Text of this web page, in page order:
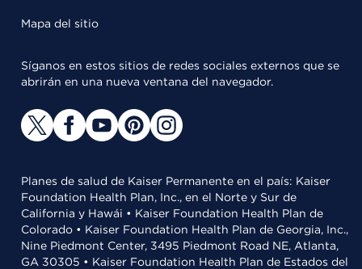
Mapa del sitio
Síganos en estos sitios de redes sociales externos que se
abrirán en una nueva ventana del navegador.
Planes de salud de Kaiser Permanente en el país: Kaiser
Foundation Health Plan, Inc., en el Norte y Sur de
California y Hawái • Kaiser Foundation Health Plan de
Colorado • Kaiser Foundation Health Plan de Georgia, Inc.,
Nine Piedmont Center, 3495 Piedmont Road NE, Atlanta,
GA 30305 • Kaiser Foundation Health Plan de Estados del